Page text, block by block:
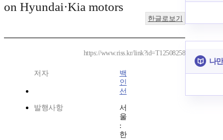
on Hyundai·Kia motors
한글로보기
https://www.riss.kr/link?id=T12508258
저자
백
인
선
발행사항
서
울
:
한
나